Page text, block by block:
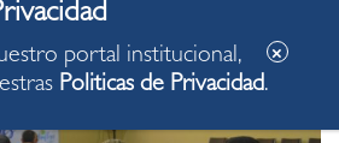
portal institucional,
Politicas de Privacidad.